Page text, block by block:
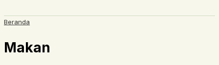
Beranda
Makan